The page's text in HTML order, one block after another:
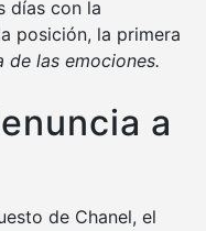
días con la
posición, la primera
de las emociones.
a
de Chanel, el